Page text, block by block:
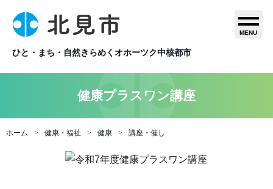
ひと・まち・自然きらめくオホーツク中核都市
MENU
健康プラスワン講座
ホーム 健康・福祉 健康 講座・催し